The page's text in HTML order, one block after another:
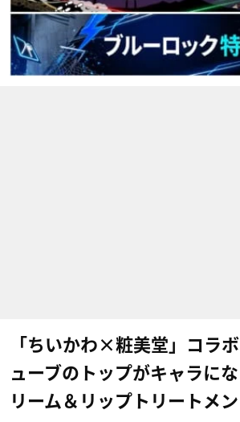
「ちいかわ×粧美堂」コラ
ューブのトップがキャラに
リーム＆リップトリートメ